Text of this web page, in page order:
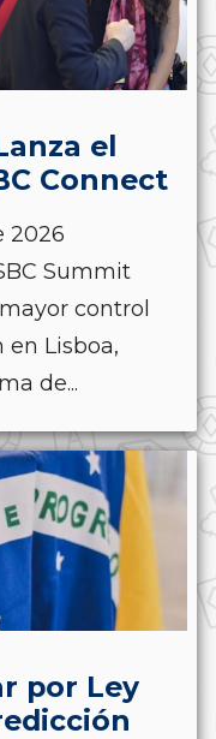
el
Connect
2026
Summit
control
en Lisboa,
de...
por Ley